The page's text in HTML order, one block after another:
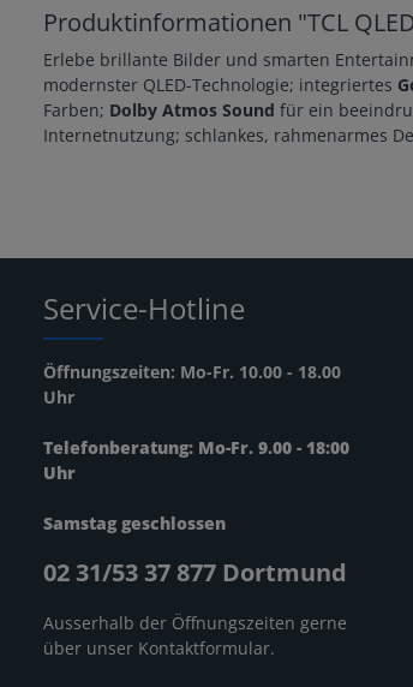
Produktinformationen "TCL
Erlebe brillante Bilder und smarten
modernster QLED-Technologie; integriertes
Farben; Dolby Atmos Sound für ein
Internetnutzung; schlankes, rahmenarmes
Service-Hotline
Öffnungszeiten: Mo-Fr. 10.00 - 18.00
Uhr
Telefonberatung: Mo-Fr. 9.00 - 18:00
Uhr
Samstag geschlossen
02 31/53 37 877 Dortmund
Ausserhalb der Öffnungszeiten gerne
über unser Kontaktformular.